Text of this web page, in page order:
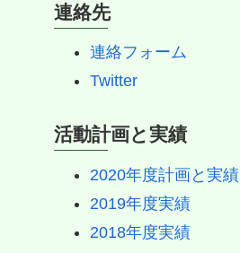
連絡先
連絡フォーム
Twitter
活動計画と実績
2020年度計画と実績
2019年度実績
2018年度実績